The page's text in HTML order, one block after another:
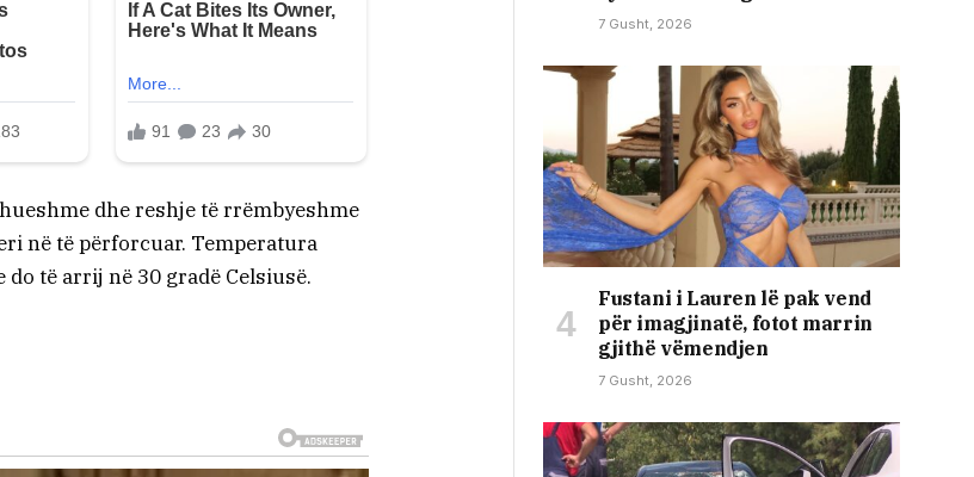
dhe reshje të rrëmbyeshme
në të përforcuar. Temperatura
të arrij në 30 gradë Celsiusë.
7 Gusht, 2026
Fustani i Lauren lë pak vend
për imagjinatë, fotot marrin
gjithë vëmendjen
7 Gusht, 2026